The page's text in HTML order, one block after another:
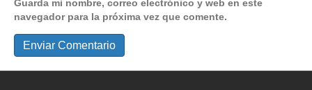
Guarda mi nombre, correo electrónico y web en este
navegador para la próxima vez que comente.